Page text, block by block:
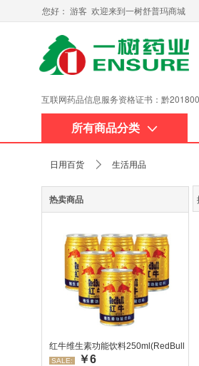
您好： 游客 欢迎来到一树舒普玛商城
互联网药品信息服务资格证书：黔
所有商品分类
日用百货 生活用品
热卖商品
红牛维生素功能饮料250ml(RedBull/红
SALE: ￥6